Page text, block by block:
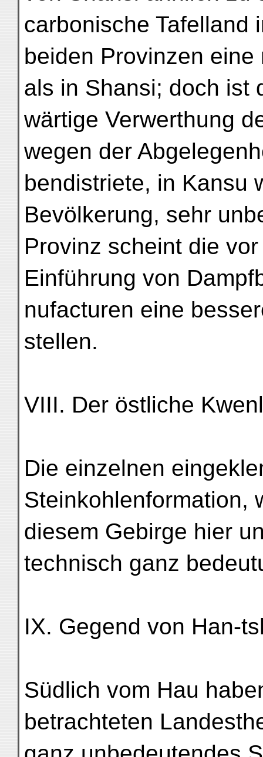
carbonische Tafelland
beiden Provinzen
als in Shansi; doch ist
wärtige Verwerthung
wegen der
bendistriete, in Kansu
Bevölkerung, sehr
Provinz scheint die
Einführung von
nufacturen eine
stellen.
VIII. Der östliche
Die einzelnen
Steinkohlenformation,
diesem Gebirge hier
technisch ganz
IX. Gegend von Han-
Südlich vom Hau
betrachteten